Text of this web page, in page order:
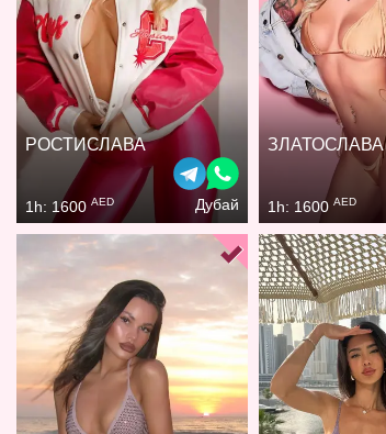
РОСТИСЛАВА
1h: 1600 AED Дубай
ЗЛАТОСЛАВА
1h: 1600 AED